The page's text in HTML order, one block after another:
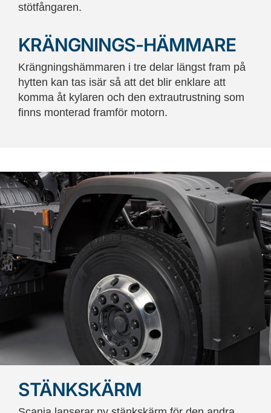
stötfångaren.
KRÄNGNINGS-HÄMMARE
Krängningshämmaren i tre delar längst fram på
hytten kan tas isär så att det blir enklare att
komma åt kylaren och den extrautrustning som
finns monterad framför motorn.
STÄNKSKÄRM